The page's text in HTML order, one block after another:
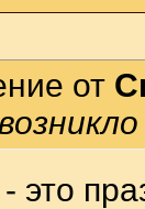
от
это